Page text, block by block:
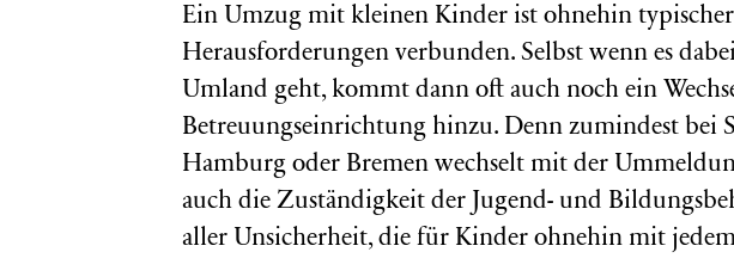
Ein Umzug mit kleinen Kinder ist ohnehin
Herausforderungen verbunden. Selbst wenn es
Umland geht, kommt dann oft auch noch ein
Betreuungseinrichtung hinzu. Denn zumindest bei
Hamburg oder Bremen wechselt mit der
auch die Zuständigkeit der Jugend- und
aller Unsicherheit, die für Kinder ohnehin mit